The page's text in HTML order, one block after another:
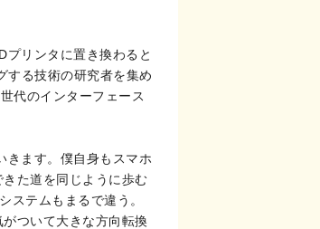
プリンタに置き換わると
する技術の研究者を集め
代のインターフェース
きます。僕自身もスマホ
た道を同じように歩む
ステムもまるで違う。
ついて大きな方向転換